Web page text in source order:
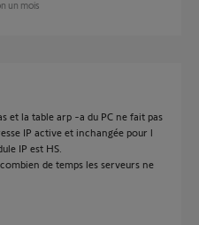
un mois
et la table arp -a du PC ne fait pas
IP active et inchangée pour l
IP est HS.
de temps les serveurs ne